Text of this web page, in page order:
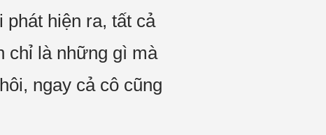
hiện ra, tất cả
chỉ là những gì mà
ngay cả cô cũng